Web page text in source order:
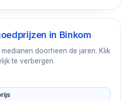
in Binkom
doorheen de jaren. Klik
te verbergen.